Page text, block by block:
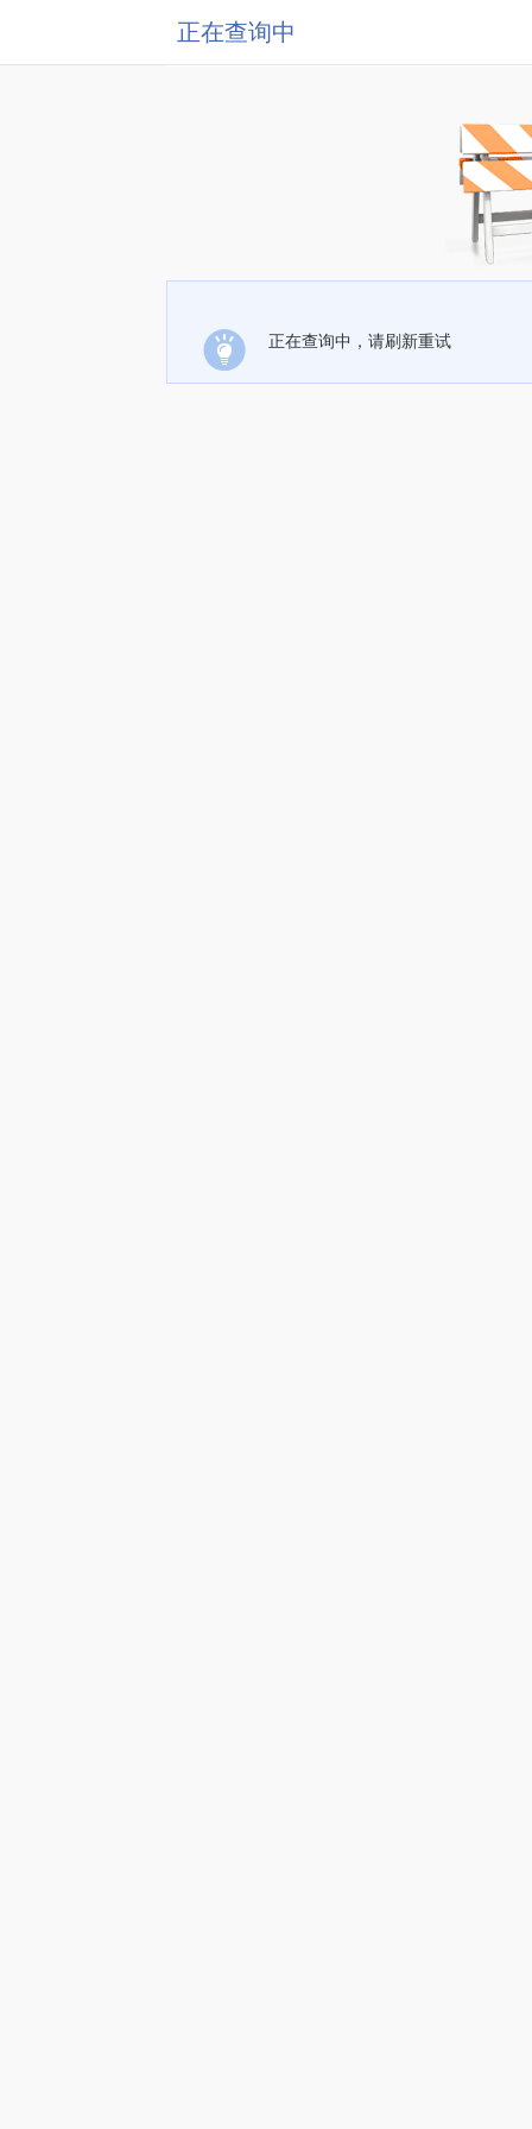
正在查询中
正在查询中，请刷新重试